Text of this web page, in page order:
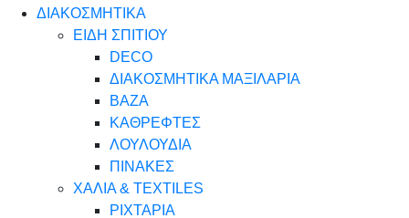
ΔΙΑΚΟΣΜΗΤΙΚΑ
ΕΙΔΗ ΣΠΙΤΙΟΥ
DECO
ΔΙΑΚΟΣΜΗΤΙΚΑ ΜΑΞΙΛΑΡΙΑ
ΒΑΖΑ
ΚΑΘΡΕΦΤΕΣ
ΛΟΥΛΟΥΔΙΑ
ΠΙΝΑΚΕΣ
ΧΑΛΙΑ & TEXTILES
ΡΙΧΤΑΡΙΑ